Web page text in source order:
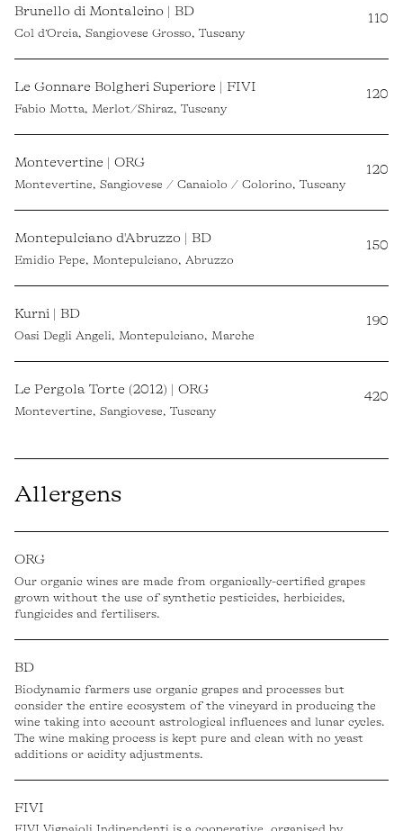
Brunello di Montalcino | BD
Col d’Orcia, Sangiovese Grosso, Tuscany
110
Le Gonnare Bolgheri Superiore | FIVI
Fabio Motta, Merlot/Shiraz, Tuscany
120
Montevertine | ORG
Montevertine, Sangiovese / Canaiolo / Colorino, Tuscany
120
Montepulciano d'Abruzzo | BD
Emidio Pepe, Montepulciano, Abruzzo
150
Kurni | BD
Oasi Degli Angeli, Montepulciano, Marche
190
Le Pergola Torte (2012) | ORG
Montevertine, Sangiovese, Tuscany
420
Allergens
ORG
Our organic wines are made from organically-certified grapes
grown without the use of synthetic pesticides, herbicides,
fungicides and fertilisers.
BD
Biodynamic farmers use organic grapes and processes but
consider the entire ecosystem of the vineyard in producing the
wine taking into account astrological influences and lunar cycles.
The wine making process is kept pure and clean with no yeast
additions or acidity adjustments.
FIVI